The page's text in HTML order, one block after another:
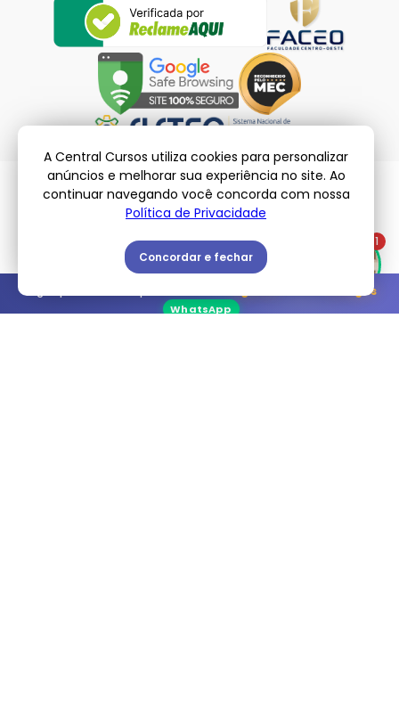
© Central Cursos – 2026 | Todos os Direitos Reservados
Políticas de Privacidade-Termos de Uso 1
A Central Cursos utiliza cookies para personalizar
anúncios e melhorar sua experiência no site. Ao
continuar navegando você concorda com nossa
Política de Privacidade
Concordar e fechar
Vagas promocionais para a turma de 2 vagas
WhatsApp